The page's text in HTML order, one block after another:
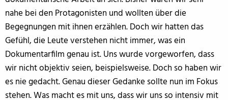
nahe bei den Protagonisten und wollten über die
Begegnungen mit ihnen erzählen. Doch wir hatten das
Gefühl, die Leute verstehen nicht immer, was ein
Dokumentarfilm genau ist. Uns wurde vorgeworfen, dass
wir nicht objektiv seien, beispielsweise. Doch so haben wir
es nie gedacht. Genau dieser Gedanke sollte nun im Fokus
stehen. Was macht es mit uns, dass wir uns so intensiv mit